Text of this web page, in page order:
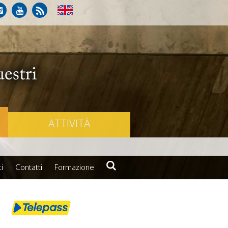
ATTIVITÀ
Contatti Formazione